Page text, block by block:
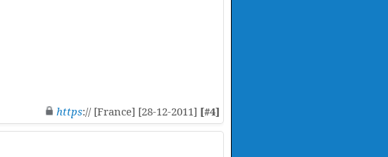
https:// [France] [28-12-2011] [#4]